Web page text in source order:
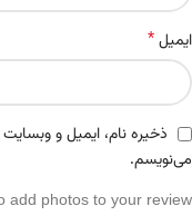
ایمیل*
ذخیره نام، ایمیل و
می‌نویسم.
photos to your review.